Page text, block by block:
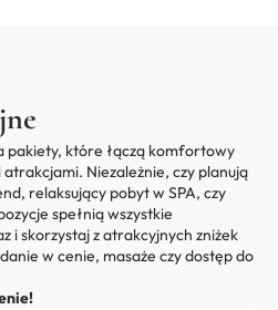
pakiety, które łączą komfortowy
Niezależnie, czy planują
relaksujący pobyt w SPA, czy
spełnią wszystkie
i skorzystaj z atrakcyjnych zniżek
w cenie, masaże czy dostęp do